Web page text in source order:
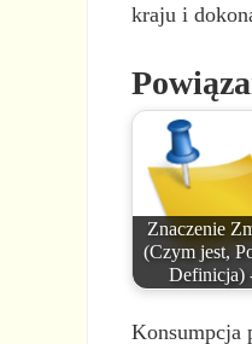
kraju i
Znaczenie
(Czym jest,
Konsumpcja